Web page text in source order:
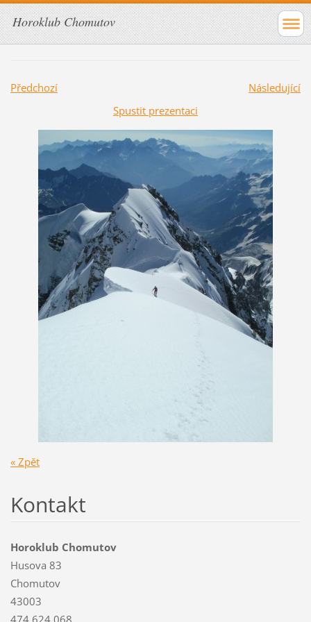
Horoklub Chomutov
Předchozí
Následující
Spustit prezentaci
« Zpět
Kontakt
Horoklub Chomutov
Husova 83
Chomutov
43003
474 624 068